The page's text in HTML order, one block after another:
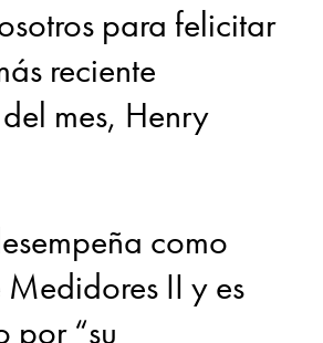
para felicitar
reciente
mes, Henry
como
Medidores II y es
por “su